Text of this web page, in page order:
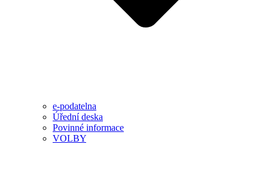
e-podatelna
Úřední deska
Povinné informace
VOLBY